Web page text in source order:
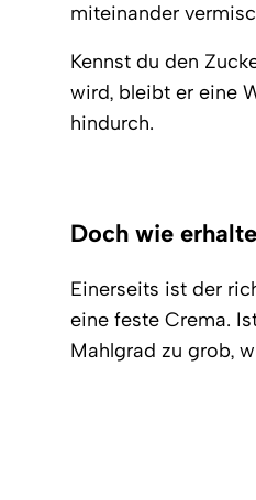
miteinander
Kennst du den
wird, bleibt er eine
hindurch.
Doch wie
Einerseits ist der
eine feste Crema.
Mahlgrad zu grob,